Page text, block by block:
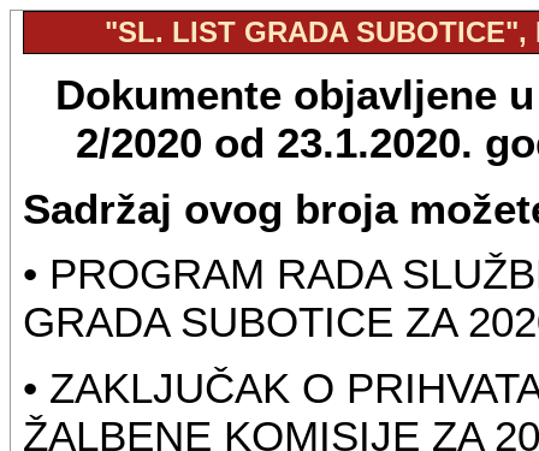
"SL. LIST GRADA SUBOTICE",
Dokumente objavljene
2/2020 od 23.1.2020.
Sadržaj ovog broja
• PROGRAM RADA
GRADA SUBOTICE ZA
• ZAKLJUČAK O
ŽALBENE KOMISIJE ZA